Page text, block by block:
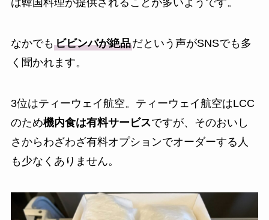
は韓国料理が提供されることが多いようです。
なかでもビビンバが絶品だという声がSNSでも多
く聞かれます。
3位はティーウェイ航空。ティーウェイ航空はLCC
のため機内食は有料サービスですが、そのおいし
さからわざわざ有料オプションでオーダーする人
も少なくありません。